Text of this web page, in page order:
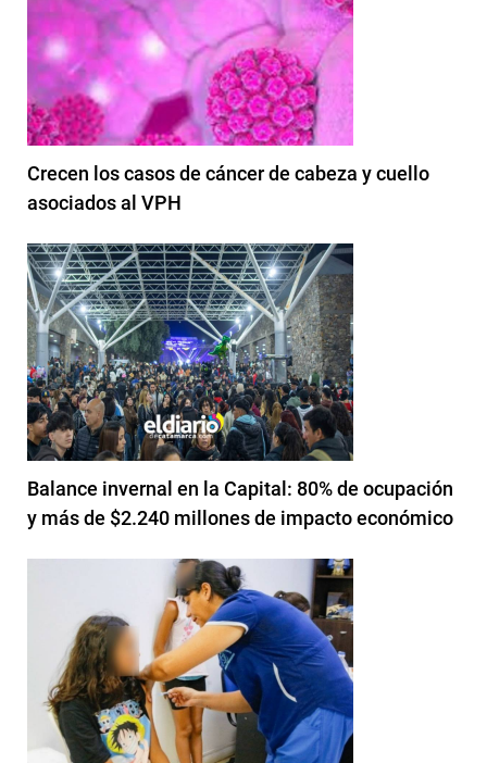
Crecen los casos de cáncer de cabeza y cuello
asociados al VPH
Balance invernal en la Capital: 80% de ocupación
y más de $2.240 millones de impacto económico